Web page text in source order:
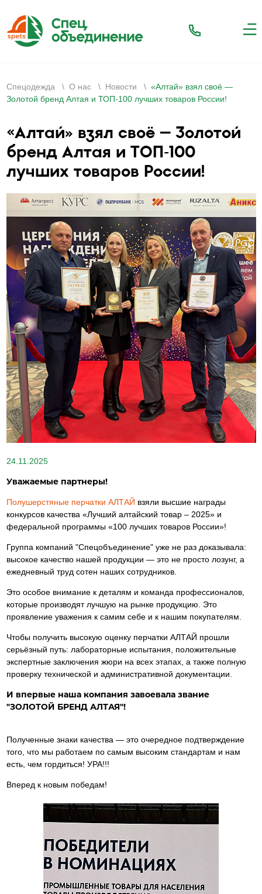
Спецодежда \ О нас \ Новости \ «Алтай» взял своё —
Золотой бренд Алтая и ТОП‑100 лучших товаров России!
«Алтай» взял своё — Золотой
бренд Алтая и ТОП‑100
лучших товаров России!
24.11.2025
Уважаемые партнеры!
Полушерстяные перчатки АЛТАЙ взяли высшие награды
конкурсов качества «Лучший алтайский товар – 2025» и
федеральной программы «100 лучших товаров России»!
Группа компаний "Спецобъединение" уже не раз доказывала:
высокое качество нашей продукции — это не просто лозунг, а
ежедневный труд сотен наших сотрудников.
Это особое внимание к деталям и команда профессионалов,
которые производят лучшую на рынке продукцию. Это
проявление уважения к самим себе и к нашим покупателям.
Чтобы получить высокую оценку перчатки АЛТАЙ прошли
серьёзный путь: лабораторные испытания, положительные
экспертные заключения жюри на всех этапах, а также полную
проверку технической и административной документации.
И впервые наша компания завоевала звание
"ЗОЛОТОЙ БРЕНД АЛТАЯ"!
Полученные знаки качества — это очередное подтверждение
того, что мы работаем по самым высоким стандартам и нам
есть, чем гордиться! УРА!!!
Вперед к новым победам!